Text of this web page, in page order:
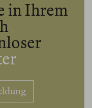
in Ihrem